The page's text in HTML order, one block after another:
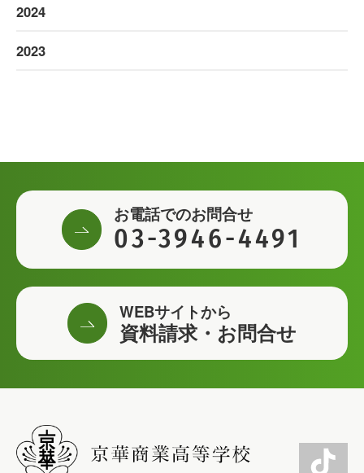
2024
2023
お電話でのお問合せ
03-3946-4491
WEBサイトから
資料請求・お問合せ